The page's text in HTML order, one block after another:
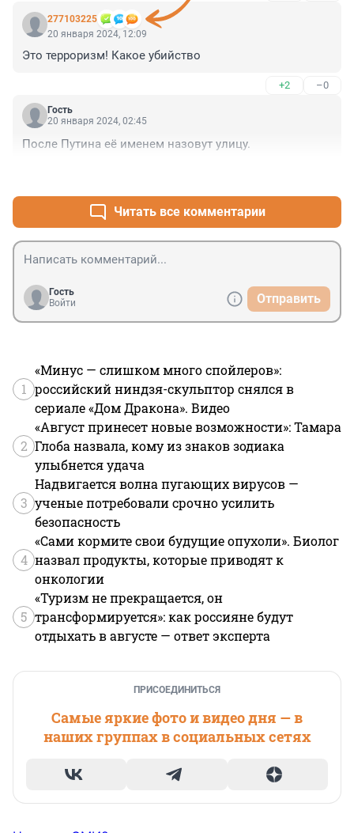
277103225
20 января 2024, 12:09
Это терроризм! Какое убийство
+2 –0
Гость
20 января 2024, 02:45
После Путина её именем назовут улицу.
Читать все комментарии
Гость
Войти
Отправить
1
«Минус — слишком много спойлеров»:
российский ниндзя-скульптор снялся в
сериале «Дом Дракона». Видео
2
«Август принесет новые возможности»: Тамара
Глоба назвала, кому из знаков зодиака
улыбнется удача
3
Надвигается волна пугающих вирусов —
ученые потребовали срочно усилить
безопасность
4
«Сами кормите свои будущие опухоли». Биолог
назвал продукты, которые приводят к
онкологии
5
«Туризм не прекращается, он
трансформируется»: как россияне будут
отдыхать в августе — ответ эксперта
ПРИСОЕДИНИТЬСЯ
Самые яркие фото и видео дня — в
наших группах в социальных сетях